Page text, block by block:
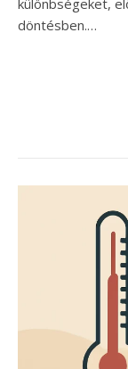
döntésben.…